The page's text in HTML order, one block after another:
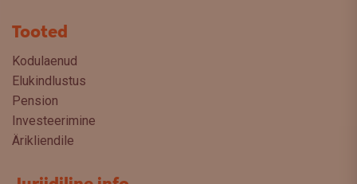
Tooted
Kodulaenud
Elukindlustus
Pension
Investeerimine
Ärikliendile